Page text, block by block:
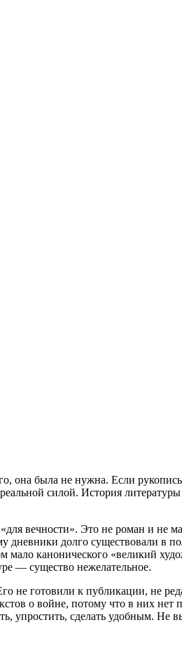
она была не нужна. Если
силой. История
вечности». Это не роман и не
дневники долго существовали в
канонического «великий
— существо нежелательное.
готовили к публикации, не
о войне, потому что в них
упростить, сделать удобным.